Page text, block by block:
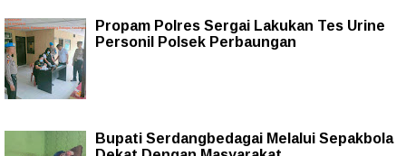
Propam Polres Sergai Lakukan Tes Urine
Personil Polsek Perbaungan
Bupati Serdangbedagai Melalui Sepakbola